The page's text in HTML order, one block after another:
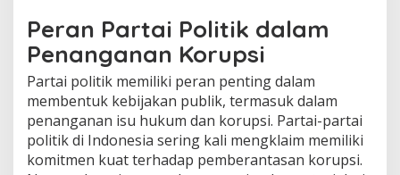
Peran Partai Politik dalam
Penanganan Korupsi
Partai politik memiliki peran penting dalam
membentuk kebijakan publik, termasuk dalam
penanganan isu hukum dan korupsi. Partai-partai
politik di Indonesia sering kali mengklaim memiliki
komitmen kuat terhadap pemberantasan korupsi.